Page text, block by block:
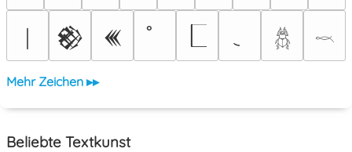
𒆙 𒌍 𓆣 𓎖
Mehr Zeichen ▸▸
Beliebte Textkunst